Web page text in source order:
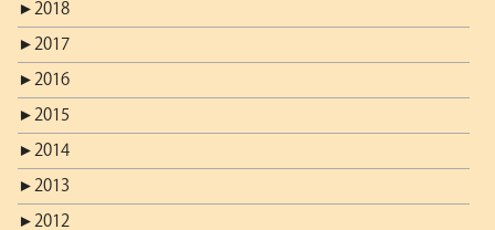
► 2018
► 2017
► 2016
► 2015
► 2014
► 2013
► 2012